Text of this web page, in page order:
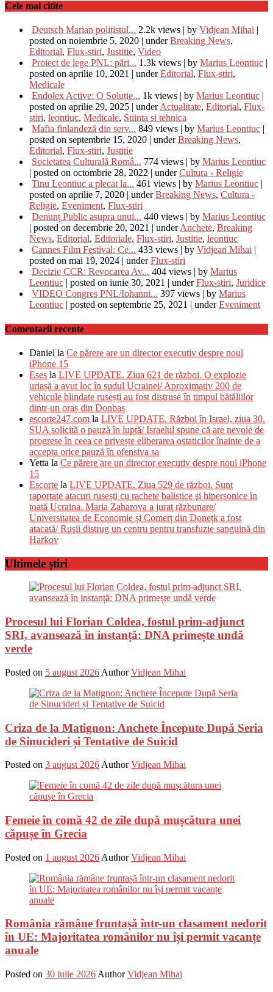
Cele mai citite
Deutsch Marian polițistul... 2.2k views | by Vidjean Mihai |
posted on noiembrie 5, 2020 | underBreaking News,
Editorial, Flux-stiri, Justitie, Video
Proiect de lege PNL: pări... 1.3k views | by Marius Leontiuc |
posted on aprilie 10, 2021 | underEditorial, Flux-stiri,
Medicale
Endolex Active: O Soluție... 1k views | by Marius Leontiuc |
posted on aprilie 29, 2025 | underActualitate, Editorial, Flux-
stiri, leontiuc, Medicale, Stiinta si tehnica
Mafia finlandeză din serv... 849 views | by Marius Leontiuc |
posted on septembrie 15, 2020 | underBreaking News,
Editorial, Flux-stiri, Justitie
Societatea Culturală Româ... 774 views | by Marius Leontiuc
| posted on octombrie 28, 2022 | underCultura - Religie
Tinu Leontiuc a plecat la... 461 views | by Marius Leontiuc |
posted on aprilie 7, 2020 | underBreaking News, Cultura -
Religie, Eveniment, Flux-stiri
Denunț Public asupra unui... 440 views | by Marius Leontiuc
| posted on decembrie 20, 2021 | underAnchete, Breaking
News, Editorial, Editoriale, Flux-stiri, Justitie, leontiuc
Cannes Film Festival: Ce... 433 views | by Vidjean Mihai |
posted on mai 19, 2024 | underFlux-stiri
Decizie CCR: Revocarea Av... 404 views | by Marius
Leontiuc | posted on iunie 30, 2021 | underFlux-stiri, Juridice
VIDEO Congres PNL/Iohanni... 397 views | by Marius
Leontiuc | posted on septembrie 25, 2021 | underEveniment
Comentarii recente
Daniel la Ce părere are un director executiv despre noul
iPhone 15
Eses la LIVE UPDATE. Ziua 621 de război. O explozie
uriașă a avut loc în sudul Ucrainei/ Aproximativ 200 de
vehicule blindate rusești au fost distruse în timpul bătăliilor
dintr-un oraș din Donbas
escorte247.com la LIVE UPDATE. Război în Israel, ziua 30.
SUA solicită o pauză în luptă/ Israelul spune că are nevoie de
progrese în ceea ce privește eliberarea ostaticilor înainte de a
accepta orice pauză în ofensiva sa
Yetta la Ce părere are un director executiv despre noul iPhone
15
Escorte la LIVE UPDATE. Ziua 529 de război. Sunt
raportate atacuri rusești cu rachete balistice şi hipersonice în
toată Ucraina. Maria Zaharova a jurat răzbunare/
Universitatea de Economie și Comerț din Donețk a fost
atacată/ Ruşii distrug un centru pentru transfuzie sanguină din
Harkov
Ultimele știri
Procesul lui Florian Coldea, fostul prim-adjunct
SRI, avansează în instanță: DNA primește undă
verde
Posted on 5 august 2026 Author Vidjean Mihai
Criza de la Matignon: Anchete Începute După Seria
de Sinucideri și Tentative de Suicid
Posted on 3 august 2026 Author Vidjean Mihai
Femeie în comă 42 de zile după mușcătura unei
căpușe în Grecia
Posted on 1 august 2026 Author Vidjean Mihai
România rămâne fruntașă într-un clasament nedorit
în UE: Majoritatea românilor nu își permit vacanțe
anuale
Posted on 30 iulie 2026 Author Vidjean Mihai